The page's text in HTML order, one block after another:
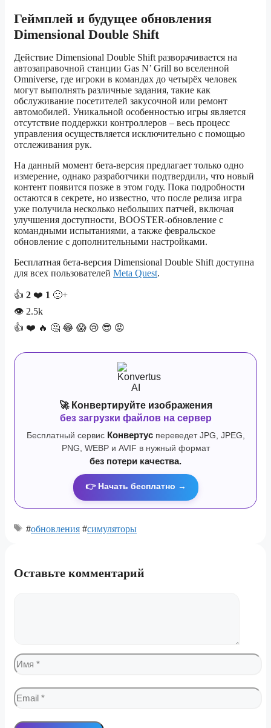
Геймплей и будущее обновления
Dimensional Double Shift
Действие Dimensional Double Shift разворачивается на
автозаправочной станции Gas N’ Grill во вселенной
Omniverse, где игроки в командах до четырёх человек
могут выполнять различные задания, такие как
обслуживание посетителей закусочной или ремонт
автомобилей. Уникальной особенностью игры является
отсутствие поддержки контроллеров – весь процесс
управления осуществляется исключительно с помощью
отслеживания рук.
На данный момент бета-версия предлагает только одно
измерение, однако разработчики подтвердили, что новый
контент появится позже в этом году. Пока подробности
остаются в секрете, но известно, что после релиза игра
уже получила несколько небольших патчей, включая
улучшения доступности, BOOSTER-обновление с
командными испытаниями, а также февральское
обновление с дополнительными настройками.
Бесплатная бета-версия Dimensional Double Shift доступна
для всех пользователей Meta Quest.
👍 2 ❤️ 1 🙂+
👁 2.5k
👍 ❤️ 🔥 🤔 😂 😱 😢 😎 😡
🚀 Конвертируйте изображения
без загрузки файлов на сервер
Бесплатный сервис Конвертуспереведет JPG, JPEG,
PNG, WEBP и AVIF в нужный формат
без потери качества.
👉 Начать бесплатно →
#обновления #симуляторы
Оставьте комментарий
Имя
Email